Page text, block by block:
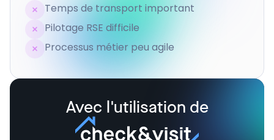
Temps de transport important
Pilotage RSE difficile
Processus métier peu agile
Avec l'utilisation de